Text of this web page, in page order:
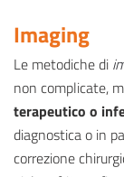
Imaging
Le metodiche di
non complicate,
terapeutico o
diagnostica o in
correzione